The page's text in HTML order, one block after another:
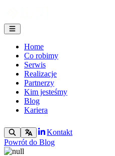
Home
Co robimy
Serwis
Realizacje
Partnerzy
Kim jesteśmy
Blog
Kariera
Kontakt
Powrót do Blog